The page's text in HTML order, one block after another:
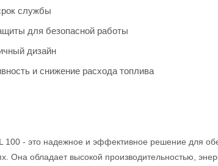
службы
для безопасной работы
дизайн
и снижение расхода топлива
100 - это надежное и эффективное решение для
Она обладает высокой производительностью,